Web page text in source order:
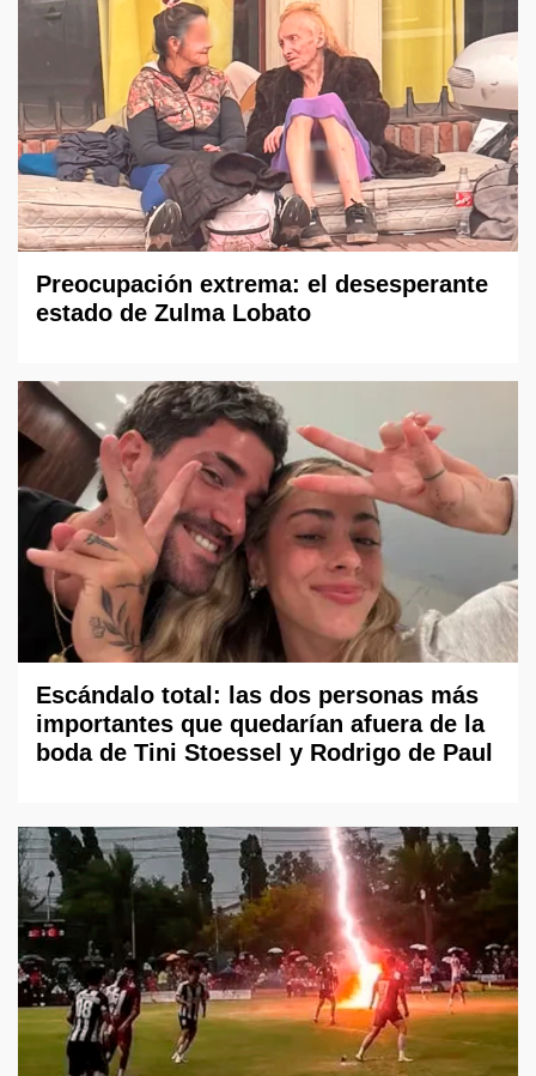
Preocupación extrema: el desesperante
estado de Zulma Lobato
Escándalo total: las dos personas más
importantes que quedarían afuera de la
boda de Tini Stoessel y Rodrigo de Paul